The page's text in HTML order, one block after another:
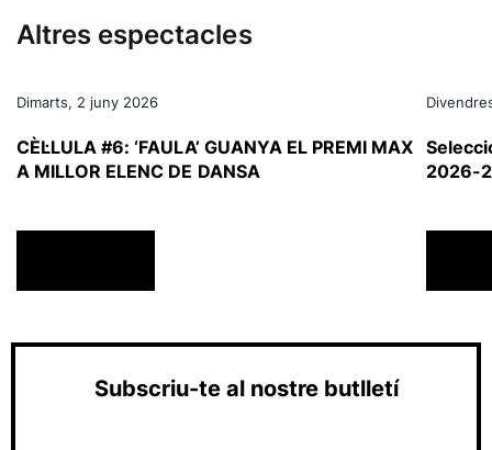
Altres espectacles
Dimarts, 2 juny 2026
CÈL·LULA #6: ‘FAULA’ GUANYA EL PREMI MAX
A MILLOR ELENC DE DANSA
2026-
Subscriu-te al nostre butlletí